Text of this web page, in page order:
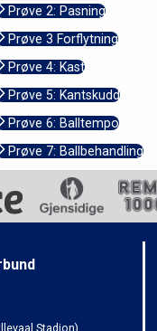
Prøve 2: Pasning
Prøve 3 Forflytning
Prøve 4: Kast
Prøve 5: Kantskudd
Prøve 6: Balltempo
Prøve 7: Ballbehandling
Stadion)